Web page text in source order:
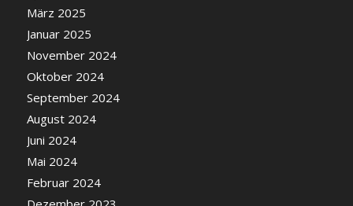
März 2025
Januar 2025
November 2024
Oktober 2024
September 2024
August 2024
Juni 2024
Mai 2024
Februar 2024